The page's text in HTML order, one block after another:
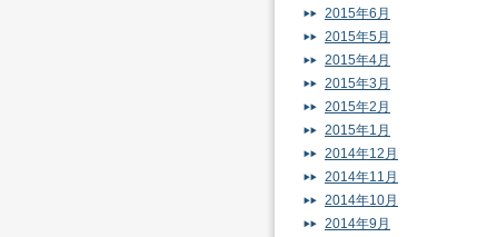
2015年6月
2015年5月
2015年4月
2015年3月
2015年2月
2015年1月
2014年12月
2014年11月
2014年10月
2014年9月